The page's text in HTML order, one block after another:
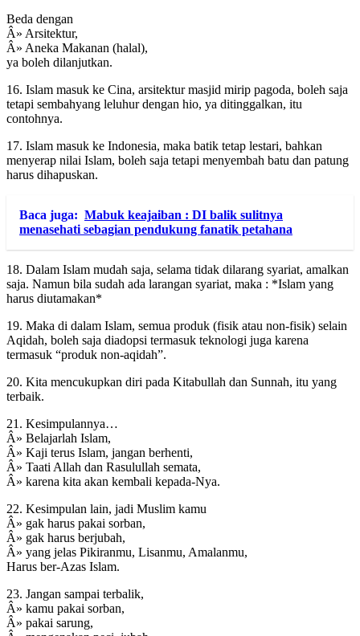
Beda dengan
Â» Arsitektur,
Â» Aneka Makanan (halal),
ya boleh dilanjutkan.
16. Islam masuk ke Cina, arsitektur masjid mirip pagoda, boleh saja
tetapi sembahyang leluhur dengan hio, ya ditinggalkan, itu
contohnya.
17. Islam masuk ke Indonesia, maka batik tetap lestari, bahkan
menyerap nilai Islam, boleh saja tetapi menyembah batu dan patung
harus dihapuskan.
Baca juga: Mabuk keajaiban : DI balik sulitnya
menasehati sebagian pendukung fanatik petahana
18. Dalam Islam mudah saja, selama tidak dilarang syariat, amalkan
saja. Namun bila sudah ada larangan syariat, maka : *Islam yang
harus diutamakan*
19. Maka di dalam Islam, semua produk (fisik atau non-fisik) selain
Aqidah, boleh saja diadopsi termasuk teknologi juga karena
termasuk “produk non-aqidah”.
20. Kita mencukupkan diri pada Kitabullah dan Sunnah, itu yang
terbaik.
21. Kesimpulannya…
Â» Belajarlah Islam,
Â» Kaji terus Islam, jangan berhenti,
Â» Taati Allah dan Rasulullah semata,
Â» karena kita akan kembali kepada-Nya.
22. Kesimpulan lain, jadi Muslim kamu
Â» gak harus pakai sorban,
Â» gak harus berjubah,
Â» yang jelas Pikiranmu, Lisanmu, Amalanmu,
Harus ber-Azas Islam.
23. Jangan sampai terbalik,
Â» kamu pakai sorban,
Â» pakai sarung,